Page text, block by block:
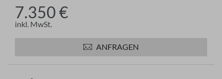
7.350 €
inkl. MwSt.
ANFRAGEN